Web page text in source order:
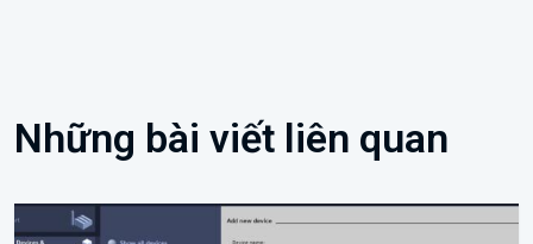
Những bài viết liên quan